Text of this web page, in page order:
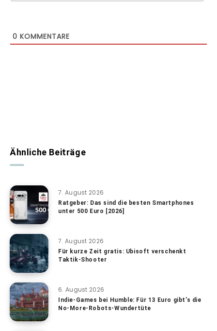
0 KOMMENTARE
Ähnliche Beiträge
7. August 2026
Ratgeber: Das sind die besten Smartphones
unter 500 Euro [2026]
7. August 2026
Für kurze Zeit gratis: Ubisoft verschenkt
Taktik-Shooter
6. August 2026
Indie-Games bei Humble: Für 13 Euro gibt’s die
No-More-Robots-Wundertüte